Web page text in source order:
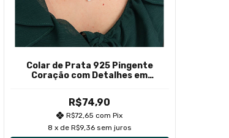
Colar de Prata 925 Pingente
Coração com Detalhes em
R$74,90
R$72,65com Pix
8 x de R$9,36 sem juros